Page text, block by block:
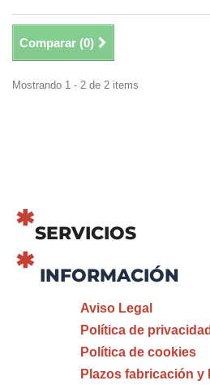
Comparar (0)
Mostrando 1 - 2 de 2 items
SERVICIOS
INFORMACIÓN
Aviso Legal
Política de privacidad
Política de cookies
Plazos fabricación y